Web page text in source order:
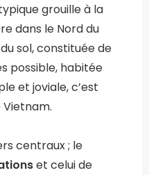
grouille à la
dans le Nord du
sol, constituée de
possible, habitée
et joviale, c’est
centraux ; le
et celui de